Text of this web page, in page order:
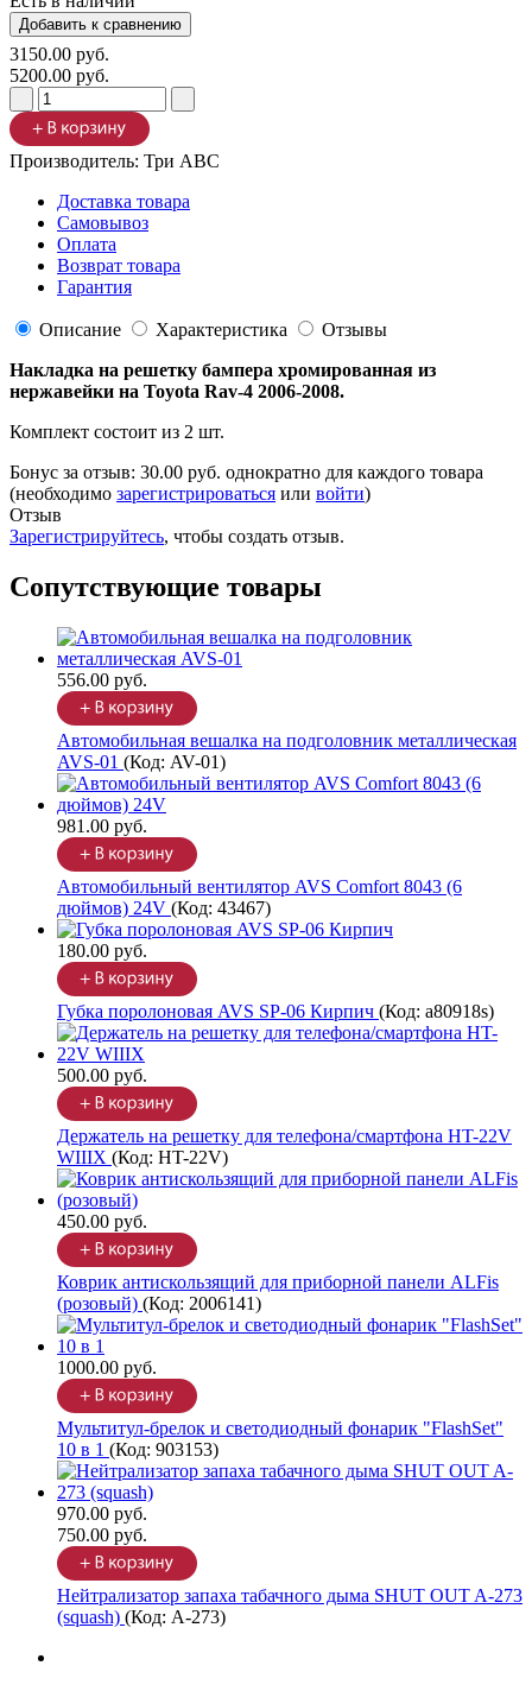
3150.00 руб.
5200.00 руб.
Производитель: Три ABC
Доставка товара
Самовывоз
Оплата
Возврат товара
Гарантия
Описание Характеристика
Отзывы
Накладка на решетку бампера хромированная из
нержавейки на Toyota Rav-4 2006-2008.
Комплект состоит из 2 шт.
Бонус за отзыв: 30.00 руб. однократно для каждого товара
(необходимо зарегистрироваться или войти)
Отзыв
Зарегистрируйтесь, чтобы создать отзыв.
Сопутствующие товары
556.00 руб.
Автомобильная вешалка на подголовник металлическая
AVS-01 (Код: AV-01)
981.00 руб.
Автомобильный вентилятор AVS Comfort 8043 (6
дюймов) 24V (Код: 43467)
180.00 руб.
Губка поролоновая AVS SP-06 Кирпич (Код: a80918s)
500.00 руб.
Держатель на решетку для телефона/смартфона HT-22V
WIIIX (Код: HT-22V)
450.00 руб.
Коврик антискользящий для приборной панели ALFis
(розовый) (Код: 2006141)
1000.00 руб.
Мультитул-брелок и светодиодный фонарик "FlashSet"
10 в 1 (Код: 903153)
970.00 руб.
750.00 руб.
Нейтрализатор запаха табачного дыма SHUT OUT A-273
(squash) (Код: A-273)